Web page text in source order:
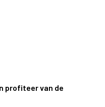
profiteer van de